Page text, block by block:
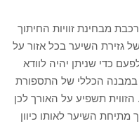
מבחינת זוויות החיתוך
גזירת השיער בכל אזור על
כדי שניתן יהיה לוודא
הכללי של התספורת
תשפיע על האורך לכן
מתיחת השיער לאותו כיוון